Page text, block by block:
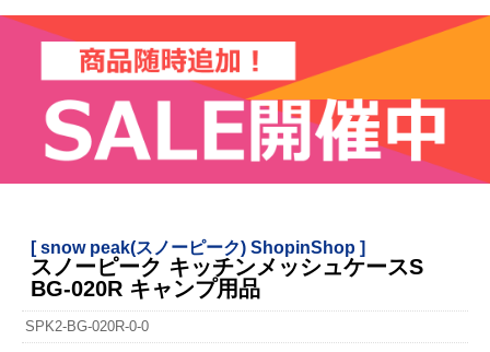
[ snow peak(スノーピーク) ShopinShop ]
スノーピーク キッチンメッシュケースS
BG-020R キャンプ用品
SPK2-BG-020R-0-0